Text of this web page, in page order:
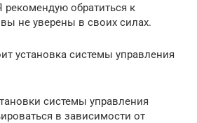
обратиться к
не уверены в своих силах.
установка системы управления
системы управления
в зависимости от